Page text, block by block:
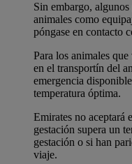
Sin embargo,
animales como
póngase en contacto
Para los animales
en el transportín del
emergencia
temperatura óptima.
Emirates no aceptará
gestación supera un
gestación o si han
viaje.